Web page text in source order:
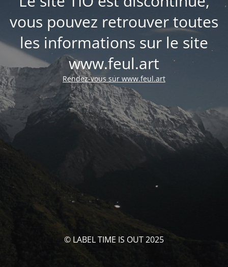
vous pouvez retrouver toutes
les informations sur le site
www.feul.art
Rendez-vous sur www.feul.art
© LABEL TIME IS OUT 2025